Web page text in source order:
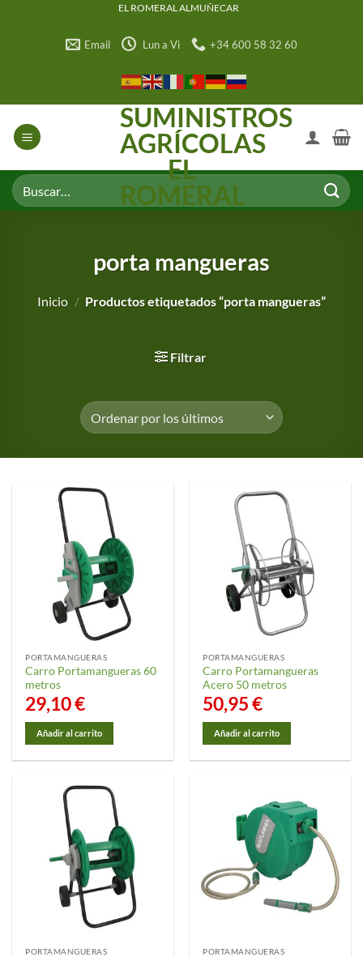
EL ROMERAL ALMUÑECAR
Email Lun a Vi +34 600 58 32 60
SUMINISTROS
AGRÍCOLAS
EL
ROMERAL
Buscar
por:
porta mangueras
Inicio / Productos etiquetados “porta mangueras”
Filtrar
PORTAMANGUERAS
Carro Portamangueras 60
metros
29,10€
Añadir al carrito
PORTAMANGUERAS
Carro Portamangueras
Acero 50 metros
50,95€
Añadir al carrito
PORTAMANGUERAS PORTAMANGUERAS